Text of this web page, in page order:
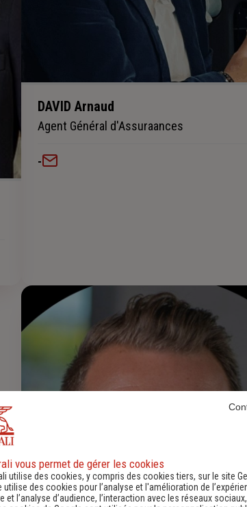
DAVID Arnaud
Agent Général d'Assuraances
-
vous permet de gérer les cookies
utilise des cookies, y compris des cookies tiers, sur le site
utilise des cookies pour l’analyse et l'amélioration de
et l’analyse d’audience, l’interaction avec les réseaux